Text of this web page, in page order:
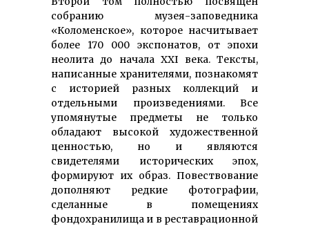
собранию музея-заповедника
«Коломенское», которое насчитывает
более 170 000 экспонатов, от эпохи
неолита до начала XXI века. Тексты,
написанные хранителями, познакомят
с историей разных коллекций и
отдельными произведениями. Все
упомянутые предметы не только
обладают высокой художественной
ценностью, но и являются
свидетелями исторических эпох,
формируют их образ. Повествование
дополняют редкие фотографии,
сделанные в помещениях
фондохранилища и в реставрационной